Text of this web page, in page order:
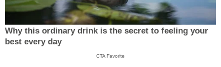
Why this ordinary drink is the secret to feeling your
best every day
CTA Favorite